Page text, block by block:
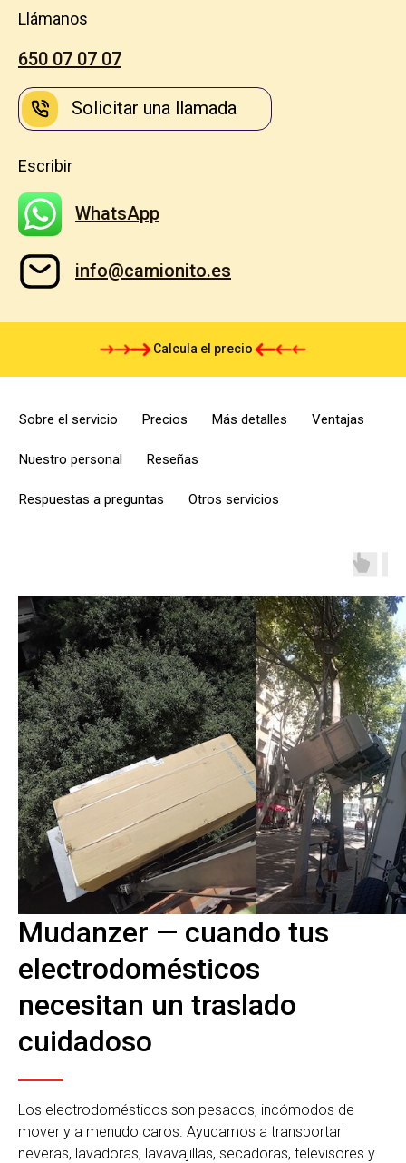
Solicitar una llamada
Llámanos
650 07 07 07
Escribir
WhatsApp
info@camionito.es
Calcula el precio
Sobre el servicio Precios Más detalles Ventajas
Nuestro personal Reseñas
Respuestas a preguntas Otros servicios
Mudanzer — cuando tus
electrodomésticos
necesitan un traslado
cuidadoso
Los electrodomésticos son pesados, incómodos de
mover y a menudo caros. Ayudamos a transportar
neveras, lavadoras, lavavajillas, secadoras, televisores y